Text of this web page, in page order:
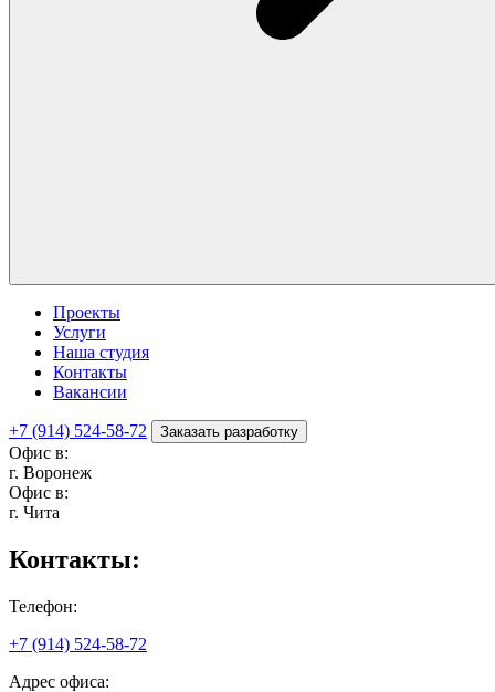
Проекты
Услуги
Наша студия
Контакты
Вакансии
+7 (914) 524-58-72 Заказать разработку
Офис в:
г. Воронеж
Офис в:
г. Чита
Контакты:
Телефон:
+7 (914) 524-58-72
Адрес офиса: